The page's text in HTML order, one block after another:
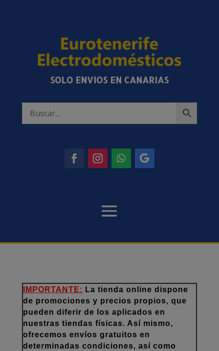
SOLO ENVIOS EN CANARIAS
IMPORTANTE: La tienda online dispone
de promociones y precios propios, que
pueden diferir de los aplicados en
nuestras tiendas físicas. Así mismo,
ofrecemos envíos gratuitos en
determinadas condiciones, así como